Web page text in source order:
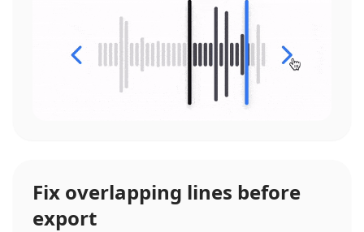
Fix overlapping lines before
export